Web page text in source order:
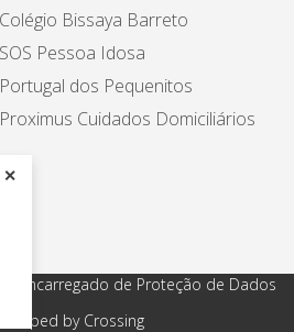
✕
Colégio Bissaya Barreto
SOS Pessoa Idosa
Portugal dos Pequenitos
Proximus Cuidados Domiciliários
Encarregado de Proteção de Dados
by Crossing